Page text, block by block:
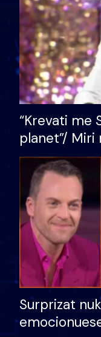
“Krevati me
planet”/
bukura në
mungojë
Surprizat